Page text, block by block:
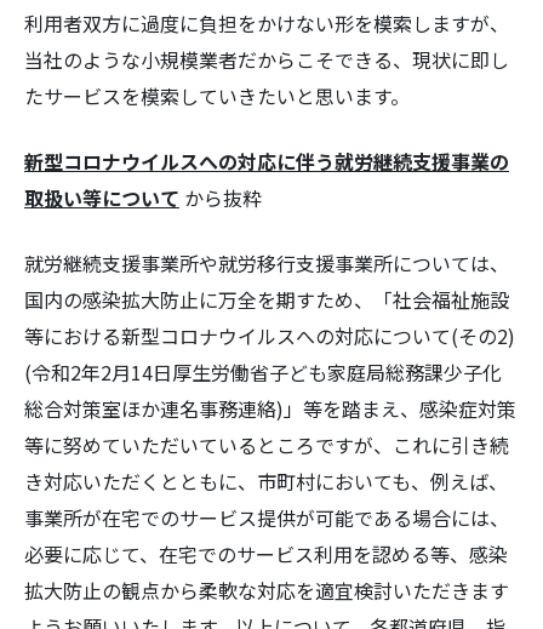
索:
利用者双方に過度に負担をかけない形を模索しますが、
当社のような小規模業者だからこそできる、現状に即し
たサービスを模索していきたいと思います。
新型コロナウイルスへの対応に伴う就労継続支援事業の
取扱い等について から抜粋
就労継続支援事業所や就労移行支援事業所については、
国内の感染拡大防止に万全を期すため、「社会福祉施設
等における新型コロナウイルスへの対応について(その2)
(令和2年2月14日厚生労働省子ども家庭局総務課少子化
総合対策室ほか連名事務連絡)」等を踏まえ、感染症対策
等に努めていただいているところですが、これに引き続
き対応いただくとともに、市町村においても、例えば、
事業所が在宅でのサービス提供が可能である場合には、
必要に応じて、在宅でのサービス利用を認める等、感染
拡大防止の観点から柔軟な対応を適宜検討いただきます